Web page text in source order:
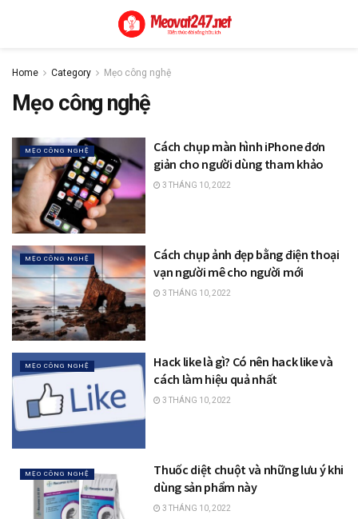
Home Category Mẹo công nghệ
Mẹo công nghệ
MẸO CÔNG NGHỆ
Cách chụp màn hình iPhone đơn
giản cho người dùng tham khảo
3 THÁNG 10, 2022
MẸO CÔNG NGHỆ
Cách chụp ảnh đẹp bằng điện thoại
vạn người mê cho người mới
3 THÁNG 10, 2022
MẸO CÔNG NGHỆ
Hack like là gì? Có nên hack like và
cách làm hiệu quả nhất
3 THÁNG 10, 2022
MẸO CÔNG NGHỆ
Thuốc diệt chuột và những lưu ý khi
dùng sản phẩm này
3 THÁNG 10, 2022